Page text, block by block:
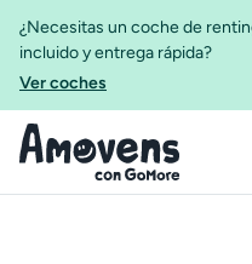
¿Necesitas un coche de
incluido y entrega rápida?
Ver coches